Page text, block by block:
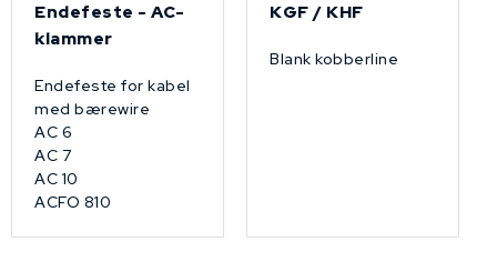
Endefeste - AC-
klammer
Endefeste for kabel
med bærewire
AC 6
AC 7
AC 10
ACFO 810
KGF / KHF
Blank kobberline